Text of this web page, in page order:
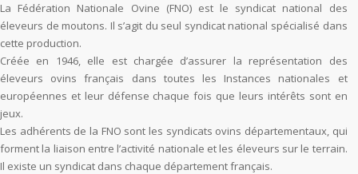
La Fédération Nationale Ovine (FNO) est le syndicat national des
éleveurs de moutons. Il s’agit du seul syndicat national spécialisé dans
cette production.
Créée en 1946, elle est chargée d’assurer la représentation des
éleveurs ovins français dans toutes les Instances nationales et
européennes et leur défense chaque fois que leurs intérêts sont en
jeux.
Les adhérents de la FNO sont les syndicats ovins départementaux, qui
forment la liaison entre l’activité nationale et les éleveurs sur le terrain.
Il existe un syndicat dans chaque département français.